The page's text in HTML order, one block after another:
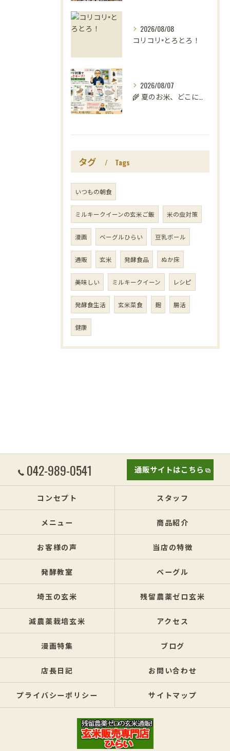
2026/08/08
コリコリ×とろとろ！
2026/08/07
タグ Tags
いつもの朝食
ミルキークイーンの玄米ご飯 米の虫対策
漫画 ベーグルひらい 豆乳ボール
通販 玄米 発酵食品 ぬか床
美味しい ミルキークイーン レシピ
発酵食生活 玄米菜食 麹 腸活
健康
042-989-0541 通販サイトはこちら
コンセプト スタッフ
メニュー 商品紹介
お客様の声 当店の特徴
発酵教室 ベーグル
埼玉の玄米 残留農薬ゼロ玄米
減農薬栽培玄米 アクセス
漫画特集 ブログ
店長日記 お問い合わせ
プライバシーポリシー サイトマップ